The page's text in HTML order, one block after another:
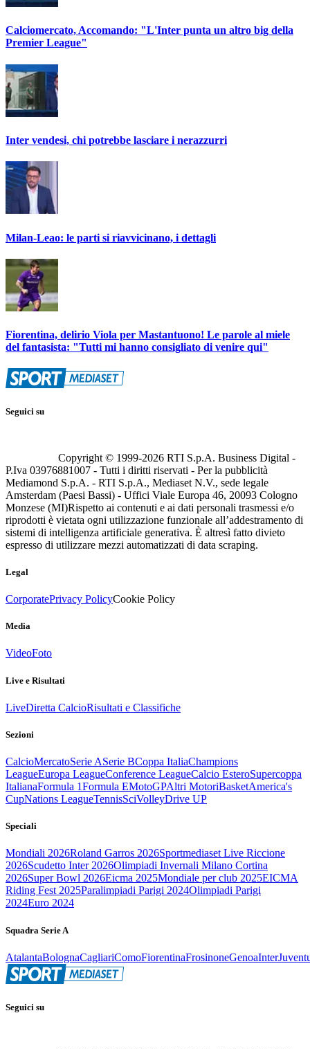
Calciomercato, Accomando: "L'Inter punta un altro big della
Premier League"
Inter vendesi, chi potrebbe lasciare i nerazzurri
Milan-Leao: le parti si riavvicinano, i dettagli
Fiorentina, delirio Viola per Mastantuono! Le parole al miele
del fantasista: "Tutti mi hanno consigliato di venire qui"
Seguici su
Copyright © 1999-2026 RTI S.p.A. Business Digital -
P.Iva 03976881007 - Tutti i diritti riservati - Per la pubblicità
Mediamond S.p.A. - RTI S.p.A., Mediaset N.V., sede legale
Amsterdam (Paesi Bassi) - Uffici Viale Europa 46, 20093 Cologno
Monzese (MI)Rispetto ai contenuti e ai dati personali trasmessi e/o
riprodotti è vietata ogni utilizzazione funzionale all’addestramento di
sistemi di intelligenza artificiale generativa. È altresì fatto divieto
espresso di utilizzare mezzi automatizzati di data scraping.
Legal
CorporatePrivacy PolicyCookie Policy
Media
VideoFoto
Live e Risultati
LiveDiretta CalcioRisultati e Classifiche
Sezioni
CalcioMercatoSerie ASerie BCoppa ItaliaChampions
LeagueEuropa LeagueConference LeagueCalcio EsteroSupercoppa
ItalianaFormula 1Formula EMotoGPAltri MotoriBasketAmerica's
CupNations LeagueTennisSciVolleyDrive UP
Speciali
Mondiali 2026Roland Garros 2026Sportmediaset Live Riccione
2026Scudetto Inter 2026Olimpiadi Invernali Milano Cortina
2026Super Bowl 2026Eicma 2025Mondiale per club 2025EICMA
Riding Fest 2025Paralimpiadi Parigi 2024Olimpiadi Parigi
2024Euro 2024
Squadra Serie A
AtalantaBolognaCagliariComoFiorentinaFrosinoneGenoaInter
Seguici su